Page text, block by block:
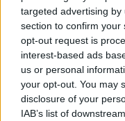
targeted advertising
section to confirm your
opt-out request is
interest-based ads
us or personal
your opt-out. You may
disclosure of your
IAB’s list of
Artigo anterior
Investimentos da
Casa Global não
precisavam de
da tutela